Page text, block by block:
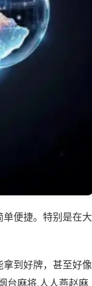
便捷。特别是在大
到好牌，甚至好像
台麻将,人人燕赵麻